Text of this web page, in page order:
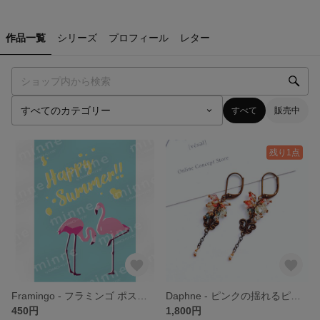
作品一覧 シリーズ プロフィール レター
すべて 販売中
450円
残り1点
1,800円